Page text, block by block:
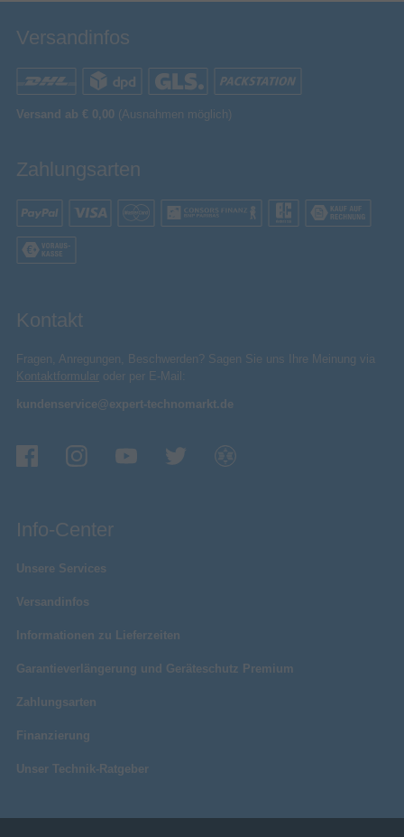
Versandinfos
Versand ab € 0,00 (Ausnahmen möglich)
Zahlungsarten
Kontakt
Fragen, Anregungen, Beschwerden? Sagen Sie uns Ihre Meinung via
Kontaktformular oder per E-Mail:
kundenservice@expert-technomarkt.de
Info-Center
Unsere Services
Versandinfos
Informationen zu Lieferzeiten
Garantieverlängerung und Geräteschutz Premium
Zahlungsarten
Finanzierung
Unser Technik-Ratgeber